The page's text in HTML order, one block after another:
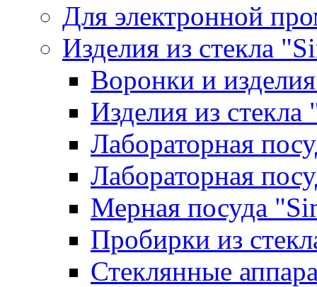
Для электронной
Изделия из стекла
Воронки и
Изделия из
Лабораторная
Лабораторная
Мерная посуда
Пробирки из
Стеклянные